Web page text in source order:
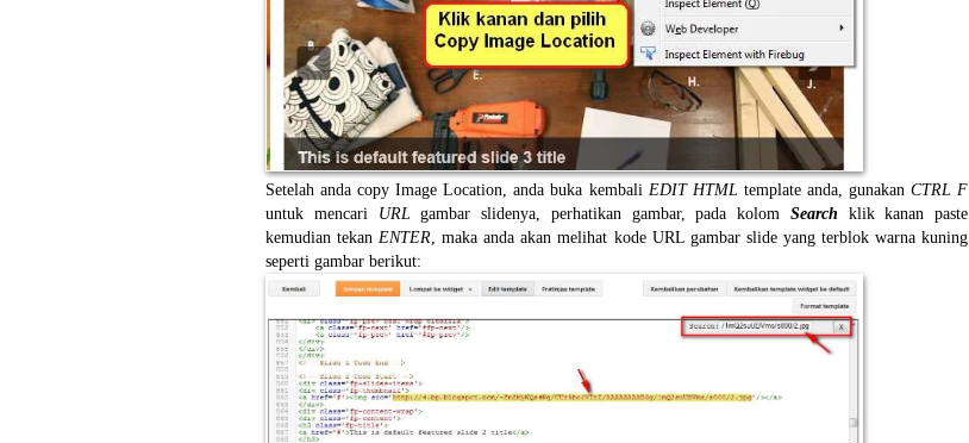
Setelah anda copy Image Location, anda buka kembali EDIT HTML template anda, gunakan CTRL F
untuk mencari URLgambar slidenya, perhatikan gambar, pada kolom Search klik kanan paste
kemudian tekanENTER, maka anda akan melihat kode URL gambar slide yang terblok warna kuning
seperti gambar berikut: